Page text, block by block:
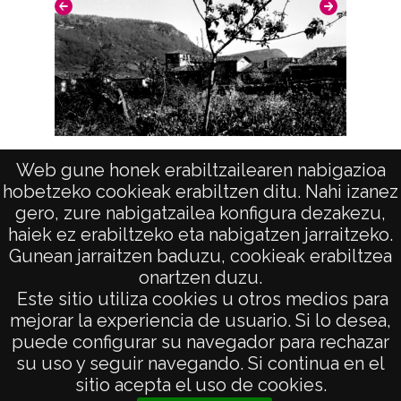
Web gune honek erabiltzailearen nabigazioa
hobetzeko cookieak erabiltzen ditu. Nahi izanez
gero, zure nabigatzailea konfigura dezakezu,
haiek ez erabiltzeko eta nabigatzen jarraitzeko.
Gunean jarraitzen baduzu, cookieak erabiltzea
onartzen duzu.
Este sitio utiliza cookies u otros medios para
mejorar la experiencia de usuario. Si lo desea,
puede configurar su navegador para rechazar
su uso y seguir navegando. Si continua en el
sitio acepta el uso de cookies.
Licencia de las imágenes
CC BY-NC-SA 4.0
Vista (ULLIBARRI-ARANA)
AVISO LEGAL
POLÍTICA DE PRIVACIDAD
ACCESIBILIDAD
ATENCIÓN CIUDADANA